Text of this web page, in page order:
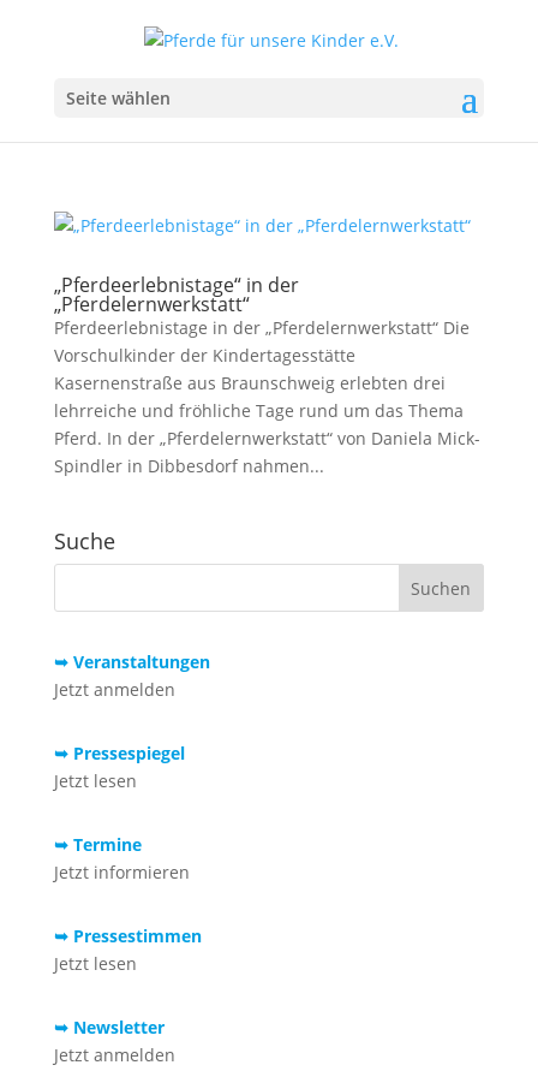
Seite wählen
„Pferdeerlebnistage“ in der
„Pferdelernwerkstatt“
Pferdeerlebnistage in der „Pferdelernwerkstatt“ Die
Vorschulkinder der Kindertagesstätte
Kasernenstraße aus Braunschweig erlebten drei
lehrreiche und fröhliche Tage rund um das Thema
Pferd. In der „Pferdelernwerkstatt“ von Daniela Mick-
Spindler in Dibbesdorf nahmen...
Suche
➥ Veranstaltungen
Jetzt anmelden
➥ Pressespiegel
Jetzt lesen
➥ Termine
Jetzt informieren
➥ Pressestimmen
Jetzt lesen
➥ Newsletter
Jetzt anmelden